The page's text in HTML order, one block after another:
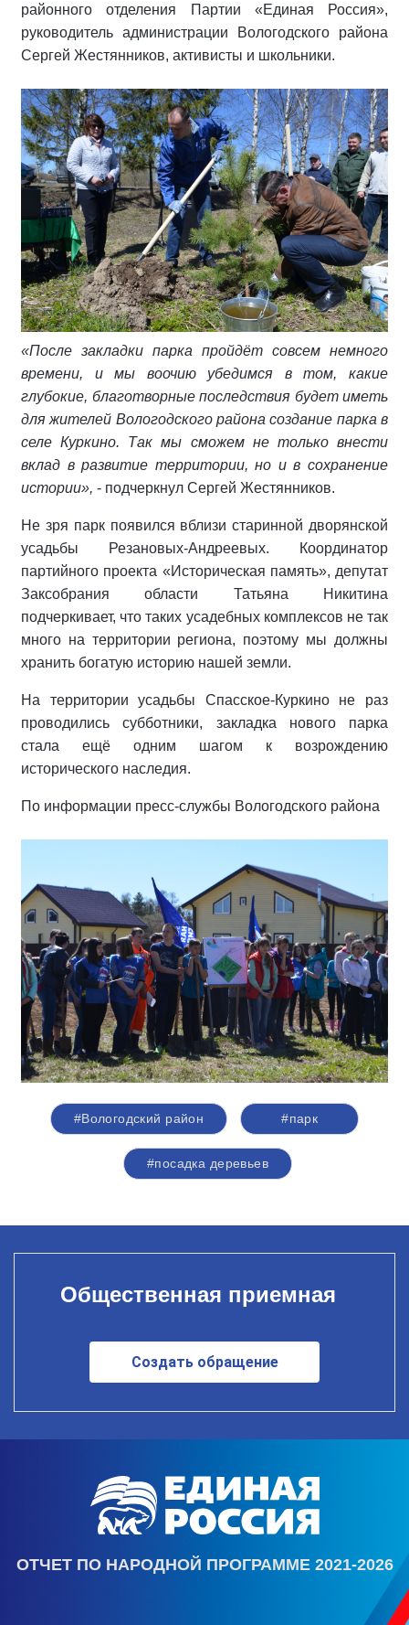
районного отделения Партии «Единая Россия»,
руководитель администрации Вологодского района
Сергей Жестянников, активисты и школьники.
«После закладки парка пройдёт совсем немного
времени, и мы воочию убедимся в том, какие
глубокие, благотворные последствия будет иметь
для жителей Вологодского района создание парка в
селе Куркино. Так мы сможем не только внести
вклад в развитие территории, но и в сохранение
истории», - подчеркнул Сергей Жестянников.
Не зря парк появился вблизи старинной дворянской
усадьбы Резановых-Андреевых. Координатор
партийного проекта «Историческая память», депутат
Заксобрания области Татьяна Никитина
подчеркивает, что таких усадебных комплексов не так
много на территории региона, поэтому мы должны
хранить богатую историю нашей земли.
На территории усадьбы Спасское-Куркино не раз
проводились субботники, закладка нового парка
стала ещё одним шагом к возрождению
исторического наследия.
По информации пресс-службы Вологодского района
#Вологодский район #парк
#посадка деревьев
Общественная приемная
Создать обращение
ОТЧЕТ ПО НАРОДНОЙ ПРОГРАММЕ 2021-2026